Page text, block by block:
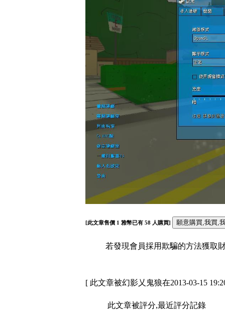
[此文章售價 1 雅幣已有 58 人購買]
若發現會員採用欺騙的方法獲取
[ 此文章被幻影乂鬼狼在2013-03-15
此文章被評分,最近評分記錄